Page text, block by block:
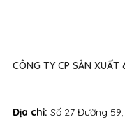
Địa chỉ: Số 27 Đường
CÔNG TY CP SẢN